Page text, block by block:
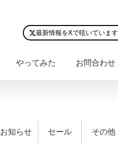
最新情報をXで呟いています
やってみた お問合わせ
お知らせ セール その他